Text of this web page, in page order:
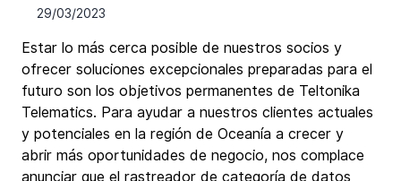
29/03/2023
Estar lo más cerca posible de nuestros socios y
ofrecer soluciones excepcionales preparadas para el
futuro son los objetivos permanentes de Teltonika
Telematics. Para ayudar a nuestros clientes actuales
y potenciales en la región de Oceanía a crecer y
abrir más oportunidades de negocio, nos complace
anunciar que el rastreador de categoría de datos